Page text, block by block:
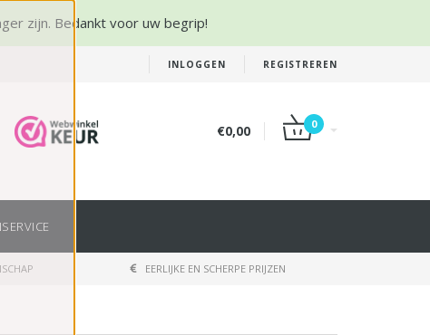
zijn. Bedankt voor uw begrip!
INLOGGEN REGISTREREN
€0,00 0
EERLIJKE EN SCHERPE PRIJZEN